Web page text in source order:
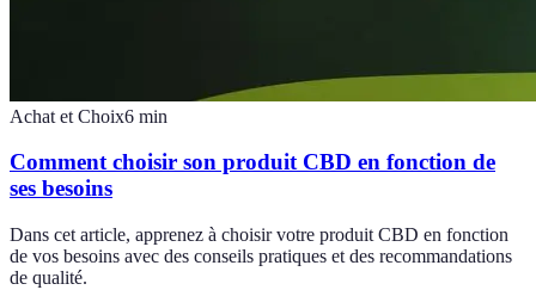
Achat et Choix6 min
Comment choisir son produit CBD en fonction de
ses besoins
Dans cet article, apprenez à choisir votre produit CBD en fonction
de vos besoins avec des conseils pratiques et des recommandations
de qualité.